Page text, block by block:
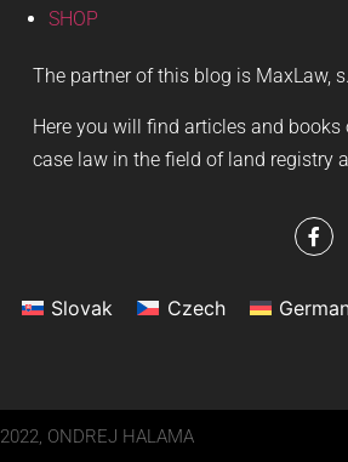
SHOP
The partner of this blog is MaxLaw,
Here you will find articles and
case law in the field of land registry
Slovak Czech
2022, ONDREJ HALAMA